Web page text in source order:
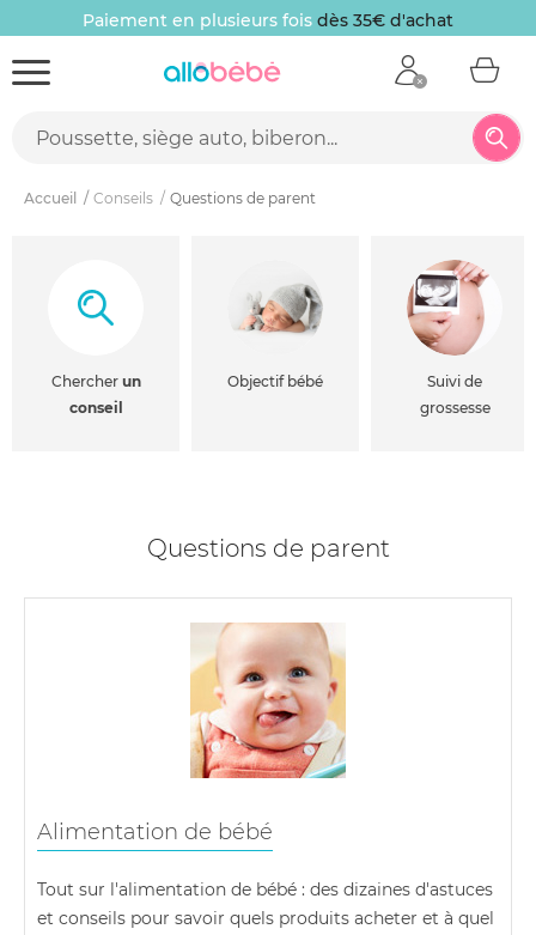
Paiement en plusieurs fois dès 35€ d'achat
Accueil Conseils Questions de parent
Chercher un
conseil
Objectif bébé
Suivi de
grossesse
Questions de parent
Alimentation de bébé
Tout sur l'alimentation de bébé : des dizaines d'astuces
et conseils pour savoir quels produits acheter et à quel